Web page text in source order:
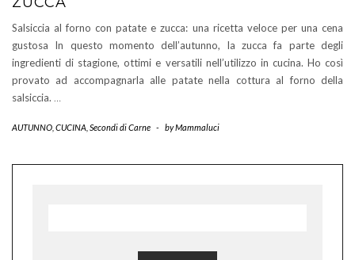
Salsiccia al forno con patate e zucca: una ricetta veloce per una cena
gustosa In questo momento dell’autunno, la zucca fa parte degli
ingredienti di stagione, ottimi e versatili nell’utilizzo in cucina. Ho così
provato ad accompagnarla alle patate nella cottura al forno della
salsiccia. …
AUTUNNO CUCINA Secondi di Carne - byMammaluci